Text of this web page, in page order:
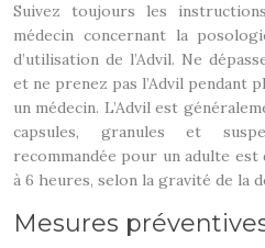
Suivez toujours les
médecin concernant la
d’utilisation de l’Advil. Ne
et ne prenez pas l’Advil pendant
un médecin. L’Advil est
capsules, granules et
recommandée pour un adulte
à 6 heures, selon la gravité de la
Mesures